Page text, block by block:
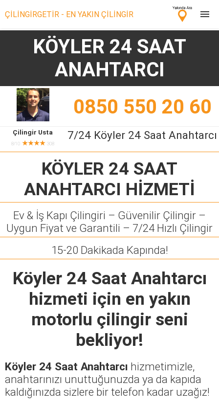
ÇİLİNGİRGETİR - EN YAKIN ÇİLİNGİR
Çilingir Ara
Çilingir misin? Bize Katıl!
KÖYLER 24 SAAT
ANAHTARCI
0850 550 20 60
Çilingir Usta
8/10 ★★★★308
7/24 Köyler 24 Saat Anahtarcı
KÖYLER 24 SAAT
ANAHTARCI HİZMETİ
Ev & İş Kapı Çilingiri – Güvenilir Çilingir –
Uygun Fiyat ve Garantili – 7/24 Hızlı Çilingir
15-20 Dakikada Kapında!
Köyler 24 Saat Anahtarcı
hizmeti için en yakın
motorlu çilingir seni
bekliyor!
Köyler 24 Saat Anahtarcı hizmetimizle,
anahtarınızı unuttuğunuzda ya da kapıda
kaldığınızda sizlere bir telefon kadar uzağız!